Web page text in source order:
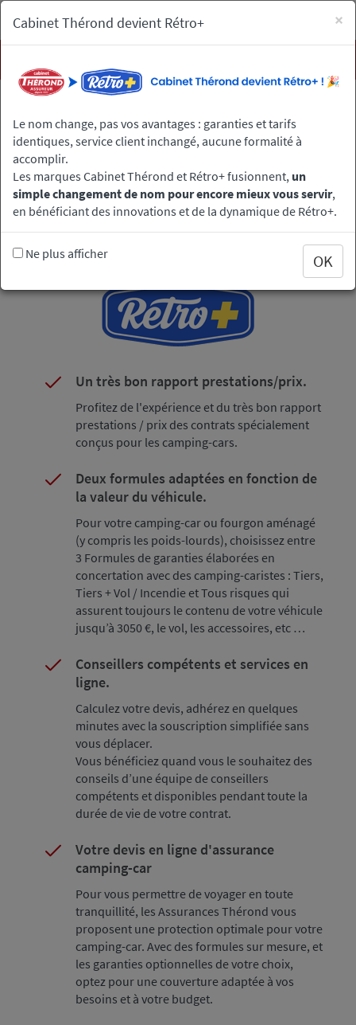
contenu
principal
×
Cabinet Thérond devient Rétro+
Le nom change, pas vos avantages : garanties et tarifs
identiques, service client inchangé, aucune formalité à
accomplir.
Les marques Cabinet Thérond et Rétro+ fusionnent, un
simple changement de nom pour encore mieux vous servir,
en bénéficiant des innovations et de la dynamique de Rétro+.
Ne plus afficher OK
Assurance camping-car en ligne : demandez votre devis
Assurance camping-car en ligne :
demandez votre devis
Notre Cabinet gère ces contrats sous la marque Rétro+.
Liste
Un très bon rapport prestations/prix.
Profitez de l'expérience et du très bon rapport
prestations / prix des contrats spécialement
conçus pour les camping-cars.
Deux formules adaptées en fonction de
la valeur du véhicule.
Pour votre camping-car ou fourgon aménagé
(y compris les poids-lourds), choisissez entre
3 Formules de garanties élaborées en
concertation avec des camping-caristes : Tiers,
Tiers + Vol / Incendie et Tous risques qui
assurent toujours le contenu de votre véhicule
jusqu’à 3050 €, le vol, les accessoires, etc …
Conseillers compétents et services en
ligne.
Calculez votre devis, adhérez en quelques
minutes avec la souscription simplifiée sans
vous déplacer.
Vous bénéficiez quand vous le souhaitez des
conseils d’une équipe de conseillers
compétents et disponibles pendant toute la
durée de vie de votre contrat.
Votre devis en ligne d'assurance
camping-car
Pour vous permettre de voyager en toute
tranquillité, les Assurances Thérond vous
proposent une protection optimale pour votre
camping-car. Avec des formules sur mesure, et
les garanties optionnelles de votre choix,
optez pour une couverture adaptée à vos
besoins et à votre budget.